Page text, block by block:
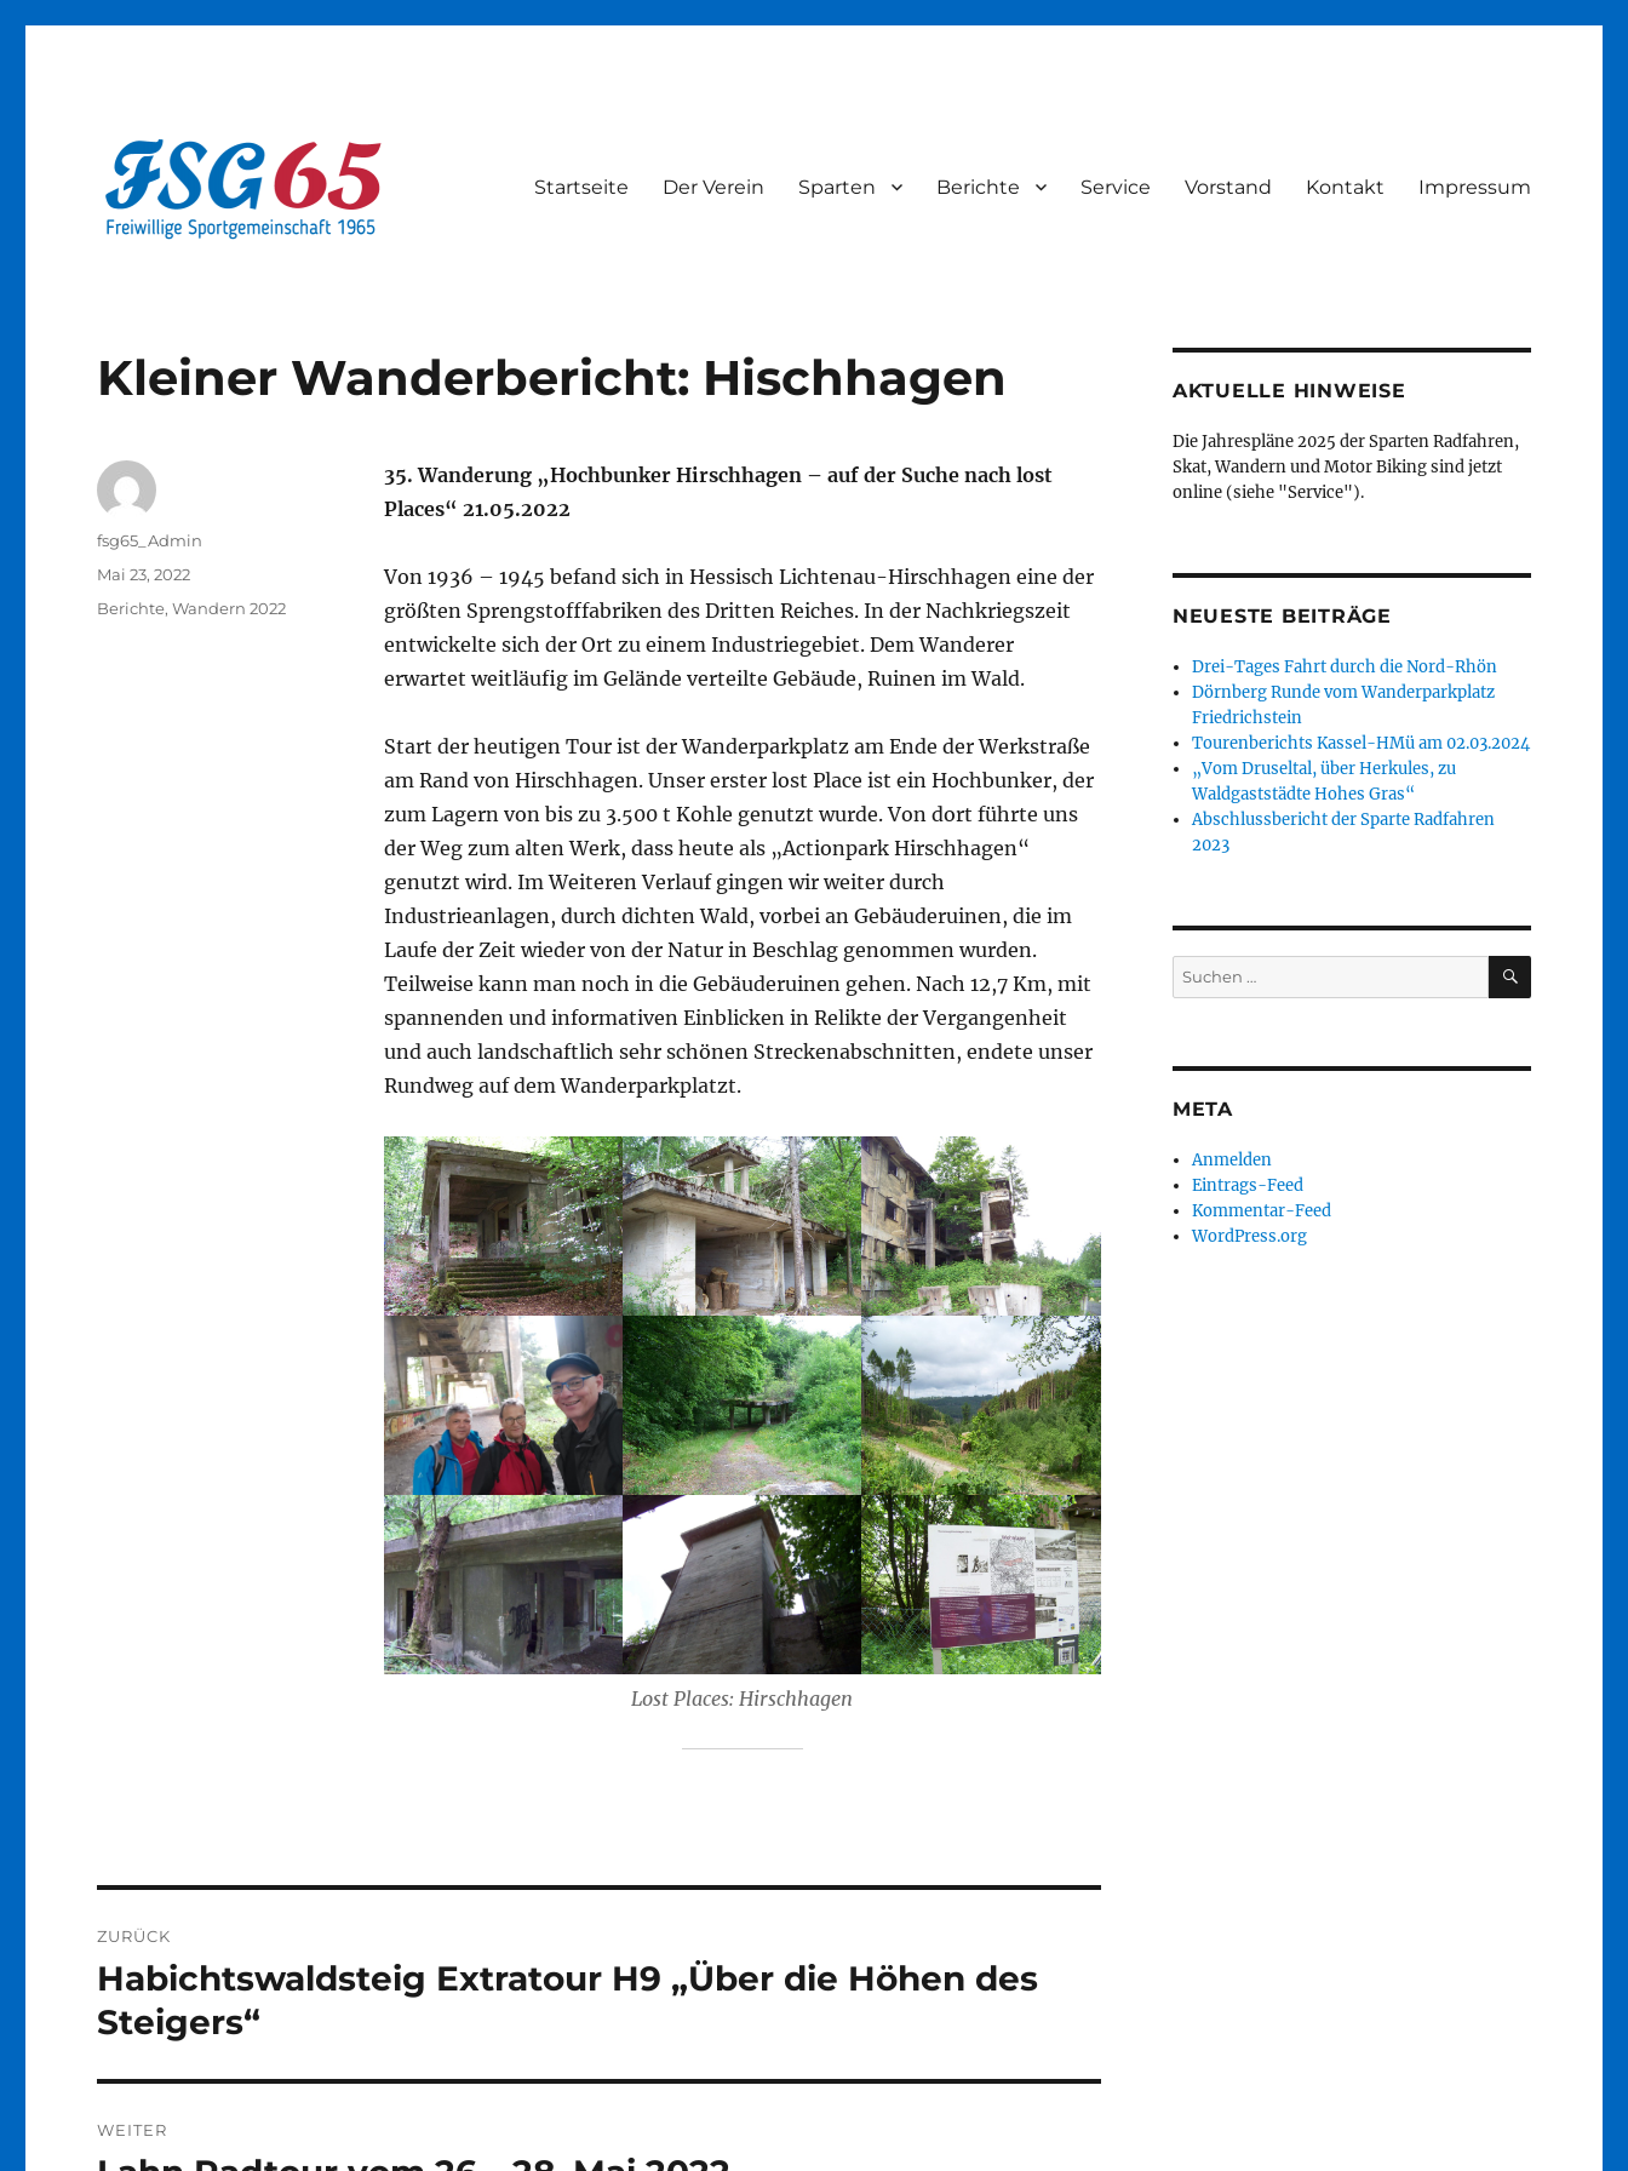
Startseite Der Verein Sparten Berichte Service Vorstand Kontakt Impressum
Kleiner Wanderbericht: Hischhagen
35. Wanderung „Hochbunker Hirschhagen – auf der Suche nach lost
Places“ 21.05.2022
Von 1936 – 1945 befand sich in Hessisch Lichtenau-Hirschhagen eine der
größten Sprengstofffabriken des Dritten Reiches. In der Nachkriegszeit
entwickelte sich der Ort zu einem Industriegebiet. Dem Wanderer
erwartet weitläufig im Gelände verteilte Gebäude, Ruinen im Wald.
Start der heutigen Tour ist der Wanderparkplatz am Ende der Werkstraße
am Rand von Hirschhagen. Unser erster lost Place ist ein Hochbunker, der
zum Lagern von bis zu 3.500 t Kohle genutzt wurde. Von dort führte uns
der Weg zum alten Werk, dass heute als „Actionpark Hirschhagen“
genutzt wird. Im Weiteren Verlauf gingen wir weiter durch
Industrieanlagen, durch dichten Wald, vorbei an Gebäuderuinen, die im
Laufe der Zeit wieder von der Natur in Beschlag genommen wurden.
Teilweise kann man noch in die Gebäuderuinen gehen. Nach 12,7 Km, mit
spannenden und informativen Einblicken in Relikte der Vergangenheit
und auch landschaftlich sehr schönen Streckenabschnitten, endete unser
Rundweg auf dem Wanderparkplatzt.
Lost Places: Hirschhagen
Autor
fsg65_Admin
Veröffentlicht
Mai 23, 2022
Kategorien
Berichte,Wandern 2022
ZURÜCK
Vorheriger
Beitrag:
Habichtswaldsteig Extratour H9 „Über die Höhen des
Steigers“
WEITER
AKTUELLE HINWEISE
Die Jahrespläne 2025 der Sparten Radfahren,
Skat, Wandern und Motor Biking sind jetzt
online (siehe "Service").
NEUESTE BEITRÄGE
Drei-Tages Fahrt durch die Nord-Rhön
Dörnberg Runde vom Wanderparkplatz
Friedrichstein
Tourenberichts Kassel-HMü am 02.03.2024
„Vom Druseltal, über Herkules, zu
Waldgaststädte Hohes Gras“
Abschlussbericht der Sparte Radfahren
2023
Suche
nach:
SUCHEN
META
Anmelden
Eintrags-Feed
Kommentar-Feed
WordPress.org